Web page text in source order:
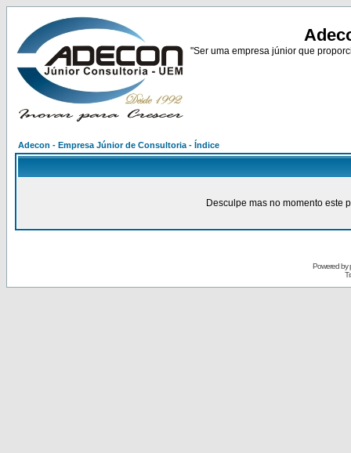
"Ser uma empresa júnior que
Adecon - Empresa Júnior de Consultoria - Índice
Desculpe mas no momento este
Powered by